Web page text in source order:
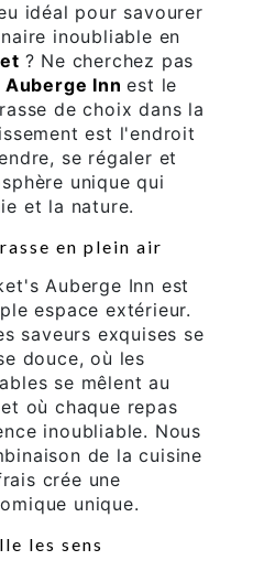
idéal pour savourer
inoubliable en
? Ne cherchez pas
Auberge Innest le
de choix dans la
est l'endroit
se régaler et
unique qui
et la nature.
en plein air
Auberge Inn est
espace extérieur.
saveurs exquises se
douce, où les
se mêlent au
où chaque repas
inoubliable. Nous
de la cuisine
crée une
unique.
les sens